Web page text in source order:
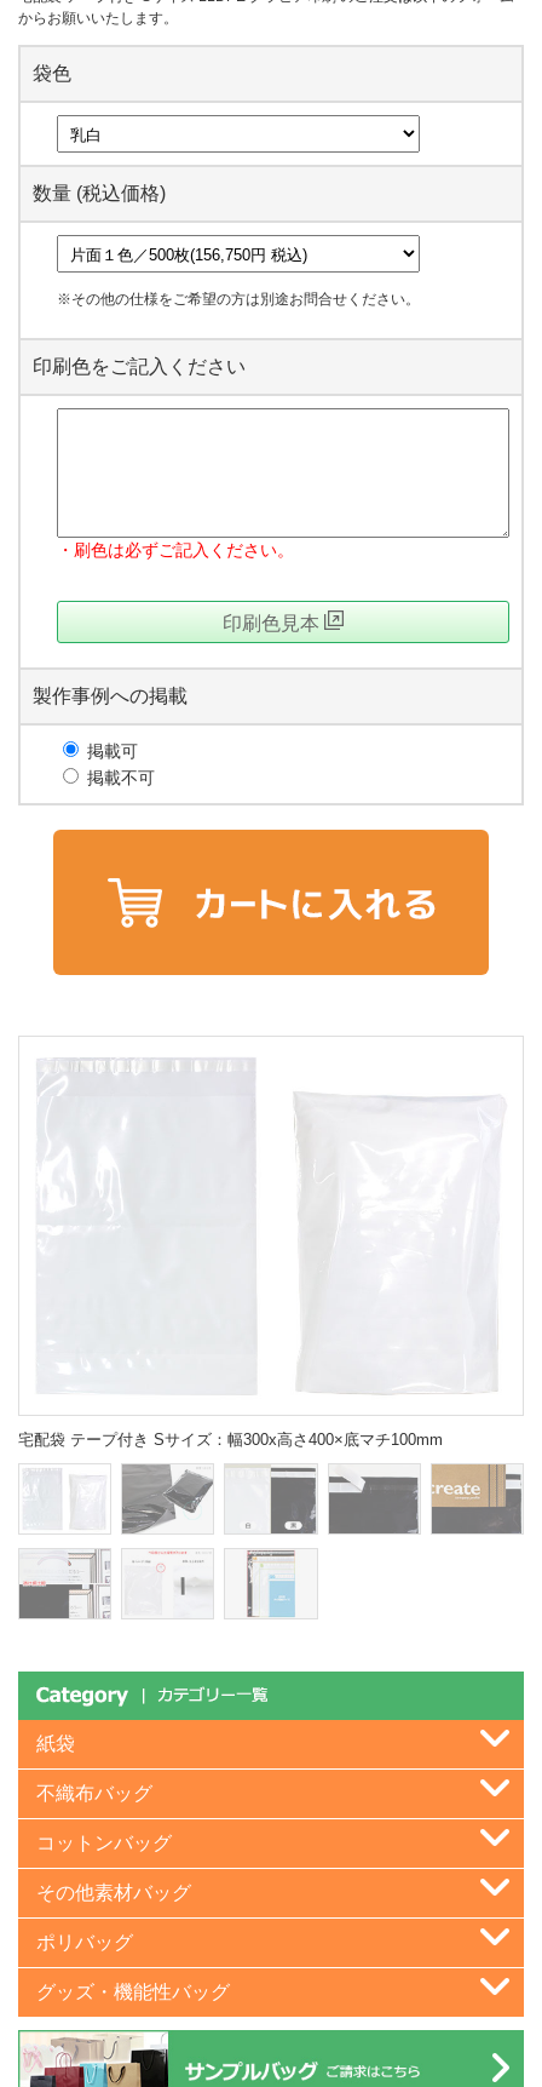
からお願いいたします。
袋色
数量 (税込価格)
※その他の仕様をご希望の方は別途お問合せください。
印刷色をご記入ください
・刷色は必ずご記入ください。
印刷色見本
製作事例への掲載
掲載可
掲載不可
宅配袋 テープ付き Sサイズ：幅300x高さ400×底マチ100mm
紙袋
不織布バッグ
コットンバッグ
その他素材バッグ
ポリバッグ
グッズ・機能性バッグ